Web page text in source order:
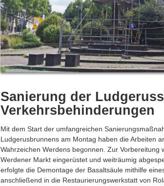
Sanierung der
Verkehrsbehinderungen
Mit dem Start der umfangreichen
Ludgerusbrunnens am Montag haben die Arbeiten
Wahrzeichen Werdens begonnen. Zur Vorbereitung
Werdener Markt eingerüstet und weiträumig
erfolgte die Demontage der Basaltsäule mithilfe
anschließend in die Restaurierungswerkstatt von